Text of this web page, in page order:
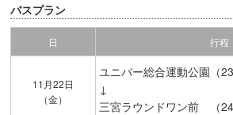
バスプラン
日 行程
11月22日
（金）
ユニバー総合運動公園（
↓
三宮ラウンドワン前 （